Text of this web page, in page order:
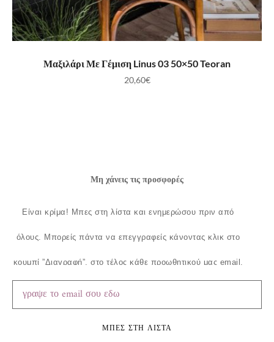
ΠΡΟΣΘΉΚΗ ΣΤΟ ΚΑΛΆΘΙ
Μαξιλάρι Με Γέμιση Linus 03 50×50 Teoran
20,60€
Μη χάνεις τις προσφορές
Είναι κρίμα! Μπες στη λίστα και ενημερώσου πριν από
όλους. Μπορείς πάντα να επεγγραφείς κάνοντας κλικ στο
κουμπί ”Διαγραφή”, στο τέλος κάθε προωθητικού μας email.
ΜΠΕΣ ΣΤΗ ΛΙΣΤΑ